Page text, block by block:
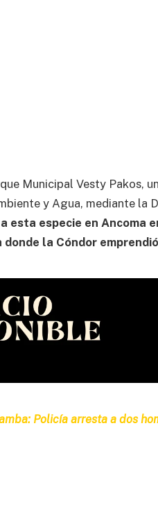
Municipal Vesty Pakos,
y Agua, mediante la
esta especie en Ancoma
donde la Cóndor
Policía arresta a dos